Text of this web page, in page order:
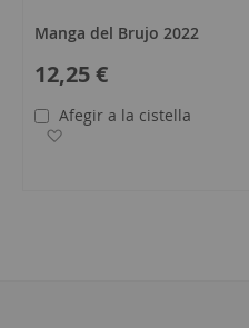
Manga del Brujo 2022
12,25 €
Afegir a la cistella